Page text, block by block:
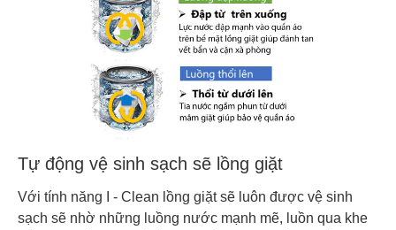
Tự động vệ sinh sạch sẽ lồng giặt
Với tính năng I - Clean lồng giặt sẽ luôn được vệ sinh
sạch sẽ nhờ những luồng nước mạnh mẽ, luồn qua khe